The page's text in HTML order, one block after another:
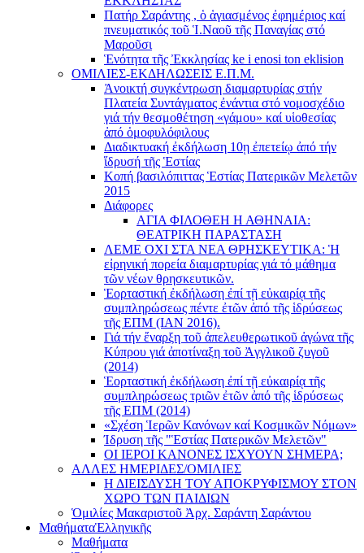
Πατήρ Σαράντης , ὁ ἁγιασμένος ἐφημέριος καί
πνευματικός τοῦ Ἱ.Ναοῦ τῆς Παναγίας στό
Μαροῦσι
Ἑνότητα τῆς Ἐκκλησίας ke i enosi ton eklision
ΟΜΙΛΙΕΣ-ΕΚΔΗΛΩΣΕΙΣ Ε.Π.Μ.
Ἀνοικτή συγκέντρωση διαμαρτυρίας στήν
Πλατεία Συντάγματος ἐνάντια στό νομοσχέδιο
γιά τήν θεσμοθέτηση «γάμου» καί υἱοθεσίας
ἀπό ὁμοφυλόφιλους
Διαδικτυακή ἐκδήλωση 10ῃ ἐπετείῳ ἀπό τήν
ἵδρυσή τῆς Ἑστίας
Κοπή βασιλόπιττας Ἑστίας Πατερικῶν Μελετῶν
2015
Διάφορες
ΑΓΙΑ ΦΙΛΟΘΕΗ Η ΑΘΗΝΑΙΑ:
ΘΕΑΤΡΙΚΗ ΠΑΡΑΣΤΑΣΗ
ΛΕΜΕ ΟΧΙ ΣΤΑ ΝΕΑ ΘΡΗΣΚΕΥΤΙΚΑ: Ἡ
εἰρηνική πορεία διαμαρτυρίας γιά τό μάθημα
τῶν νέων θρησκευτικῶν.
Ἑορταστική ἐκδήλωση ἐπί τῇ εὐκαιρίᾳ τῆς
συμπληρώσεως πέντε ἐτῶν ἀπό τῆς ἱδρύσεως
τῆς ΕΠΜ (ΙΑΝ 2016).
Γιά τήν ἔναρξη τοῦ ἀπελευθερωτικοῦ ἀγώνα τῆς
Κύπρου γιά ἀποτίναξη τοῦ Ἀγγλικοῦ ζυγοῦ
(2014)
Ἑορταστική ἐκδήλωση ἐπί τῇ εὐκαιρίᾳ τῆς
συμπληρώσεως τριῶν ἐτῶν ἀπό τῆς ἱδρύσεως
τῆς ΕΠΜ (2014)
«Σχέση Ἱερῶν Κανόνων καί Κοσμικῶν Νόμων»
Ίδρυση τῆς "Ἑστίας Πατερικῶν Μελετῶν"
ΟΙ ΙΕΡΟΙ ΚΑΝΟΝΕΣ ΙΣΧΥΟΥΝ ΣΗΜΕΡΑ;
ΑΛΛΕΣ ΗΜΕΡΙΔΕΣ/ΟΜΙΛΙΕΣ
Η ΔΙΕΙΣΔΥΣΗ ΤΟΥ ΑΠΟΚΡΥΦΙΣΜΟΥ ΣΤΟΝ
ΧΩΡΟ ΤΩΝ ΠΑΙΔΙΩΝ
Ὁμιλίες Μακαριστοῦ Ἀρχ. Σαράντη Σαράντου
ΜαθήματαἙλληνικῆς
Μαθήματα